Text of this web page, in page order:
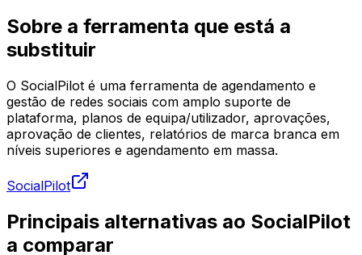
Sobre a ferramenta que está a
substituir
O SocialPilot é uma ferramenta de agendamento e
gestão de redes sociais com amplo suporte de
plataforma, planos de equipa/utilizador, aprovações,
aprovação de clientes, relatórios de marca branca em
níveis superiores e agendamento em massa.
SocialPilot
Principais alternativas ao SocialPilot
a comparar